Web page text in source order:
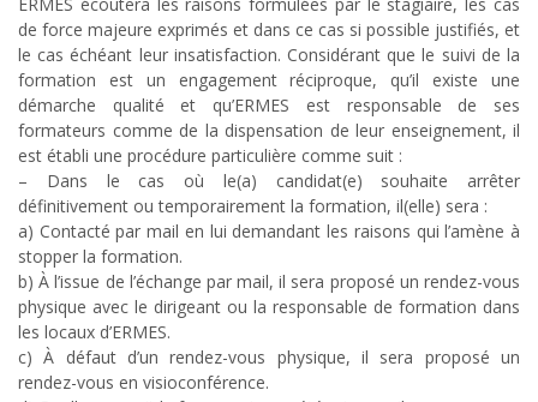
de force majeure exprimés et dans ce cas si possible justifiés, et
le cas échéant leur insatisfaction. Considérant que le suivi de la
formation est un engagement réciproque, qu’il existe une
démarche qualité et qu’ERMES est responsable de ses
formateurs comme de la dispensation de leur enseignement, il
est établi une procédure particulière comme suit :
– Dans le cas où le(a) candidat(e) souhaite arrêter
définitivement ou temporairement la formation, il(elle) sera :
a) Contacté par mail en lui demandant les raisons qui l’amène à
stopper la formation.
b) À l’issue de l’échange par mail, il sera proposé un rendez-vous
physique avec le dirigeant ou la responsable de formation dans
les locaux d’ERMES.
c) À défaut d’un rendez-vous physique, il sera proposé un
rendez-vous en visioconférence.